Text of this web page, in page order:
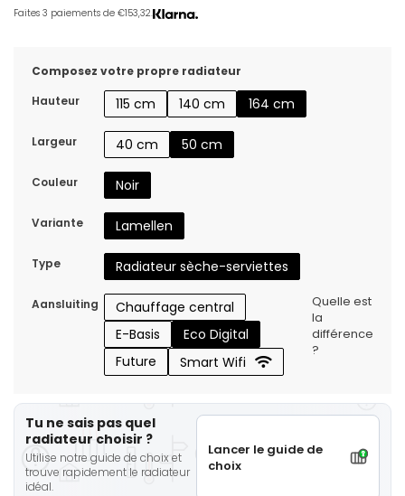
Faites 3 paiements de €153,32.
Composez votre propre radiateur
Hauteur
115 cm 140 cm 164 cm
Largeur 40 cm 50 cm
Couleur Noir
Variante Lamellen
Type Radiateur sèche-serviettes
Aansluiting
Chauffage central
E-Basis
Eco Digital
Future
Smart Wifi
Quelle est
la
différence
?
Tu ne sais pas quel
radiateur choisir ?
Utilise notre guide de choix et
trouve rapidement le radiateur
idéal.
Lancer le guide de
choix